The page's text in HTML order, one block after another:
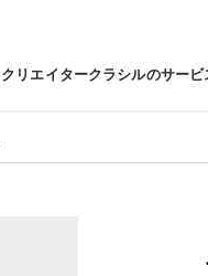
クリエイタークラシルのサービ